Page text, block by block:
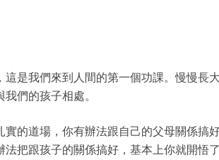
是我們來到人間的第一個功課。慢慢長
們的孩子相處。
的道場，你有辦法跟自己的父母關係搞
把跟孩子的關係搞好，基本上你就開悟了